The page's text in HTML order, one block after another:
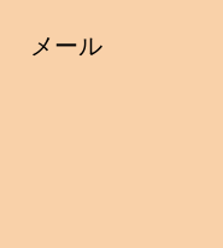
メール